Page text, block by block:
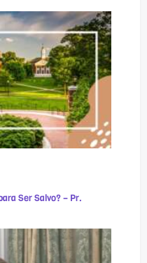
Ser Salvo? – Pr.